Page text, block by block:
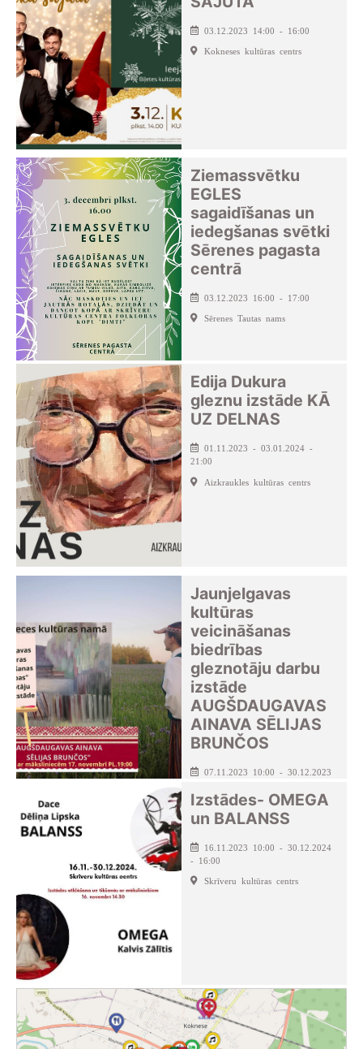
03.12.2023 14:00 - 16:00
Kokneses kultūras centrs
Ziemassvētku
EGLES
sagaidīšanas un
iedegšanas svētki
Sērenes pagasta
centrā
03.12.2023 16:00 - 17:00
Sērenes Tautas nams
Edija Dukura
gleznu izstāde KĀ
UZ DELNAS
01.11.2023 - 03.01.2024 -
21:00
Aizkraukles kultūras centrs
Jaunjelgavas
kultūras
veicināšanas
biedrības
gleznotāju darbu
izstāde
AUGŠDAUGAVAS
AINAVA SĒLIJAS
BRUNČOS
07.11.2023 10:00 - 30.12.2023
Seces pagasta kultūras nams
Izstādes- OMEGA
un BALANSS
16.11.2023 10:00 - 30.12.2024
- 16:00
Skrīveru kultūras centrs